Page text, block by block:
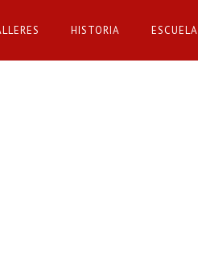
HISTORIA ESCUELA